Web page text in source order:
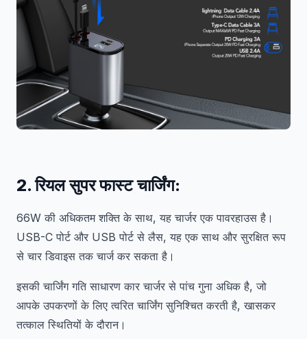
2.रियल सुपर फास्ट चार्जिंग:
66W की अधिकतम शक्ति के साथ, यह चार्जर एक पावरहाउस है।
USB-C पोर्ट और USB पोर्ट से लैस, यह एक साथ और सुरक्षित रूप
से चार डिवाइस तक चार्ज कर सकता है।
इसकी चार्जिंग गति साधारण कार चार्जर से पांच गुना अधिक है, जो
आपके उपकरणों के लिए त्वरित चार्जिंग सुनिश्चित करती है, खासकर
तत्काल स्थितियों के दौरान।